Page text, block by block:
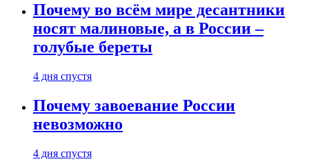
Почему во всём мире десантники
носят малиновые, а в России –
голубые береты
4 дня спустя
Почему завоевание России
невозможно
4 дня спустя